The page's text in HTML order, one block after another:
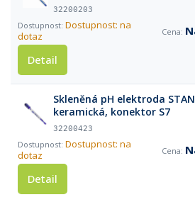
32200203
Dostupnost: na
dotaz
Detail
Skleněná pH elektroda
keramická, konektor S7
32200423
Dostupnost: na
dotaz
Detail